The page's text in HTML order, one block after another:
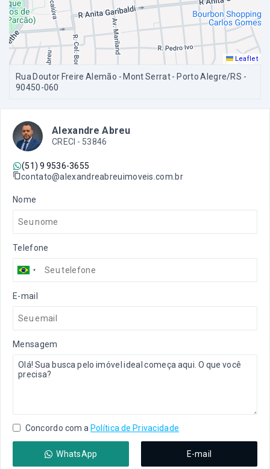
Leaflet
Rua Doutor Freire Alemão - Mont Serrat - Porto Alegre/RS -
90450-060
Alexandre Abreu
CRECI - 53846
(51) 9 9536-3655
contato@alexandreabreuimoveis.com.br
Nome
Telefone
E-mail
Mensagem
Concordo com a Política de Privacidade
WhatsApp E-mail